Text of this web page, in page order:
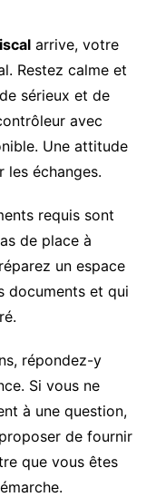
arrive, votre
Restez calme et
sérieux et de
avec
Une attitude
échanges.
requis sont
de place à
un espace
documents et qui
répondez-y
Si vous ne
à une question,
de fournir
que vous êtes